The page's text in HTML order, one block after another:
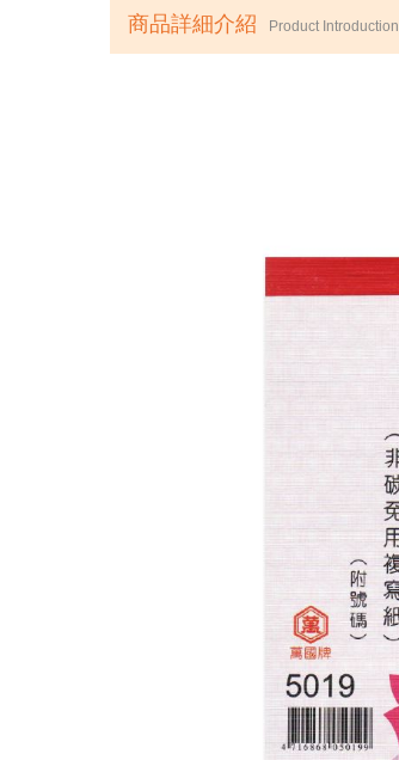
商品詳細介紹 Product Introduction